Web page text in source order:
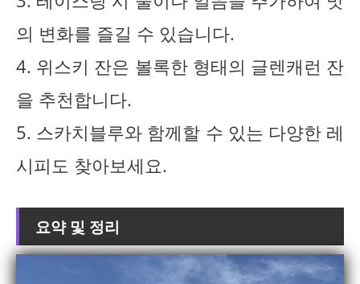
의 변화를 즐길 수 있습니다.
4. 위스키 잔은 볼록한 형태의 글렌캐런 잔
을 추천합니다.
5. 스카치블루와 함께할 수 있는 다양한 레
시피도 찾아보세요.
요약 및 정리